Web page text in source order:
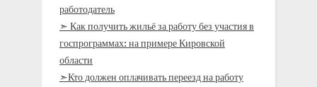
работодатель
➣ Как получить жильё за работу без участия в
госпрограммах: на примере Кировской
области
➣Кто должен оплачивать переезд на работу